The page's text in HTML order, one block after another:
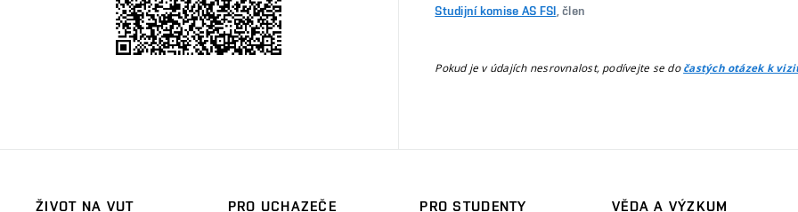
Studijní komise AS FSI , člen
Pokud je v údajích nesrovnalost, podívejte se dočastých otázek k
ŽIVOT NA VUT
PRO UCHAZEČE
PRO STUDENTY
VĚDA A VÝZKUM